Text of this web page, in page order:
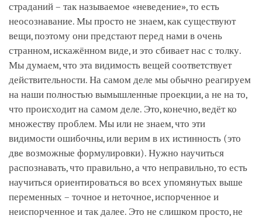
страданий – так называемое «неведение», то есть
неосознавание. Мы просто не знаем, как существуют
вещи, поэтому они предстают перед нами в очень
странном, искажённом виде, и это сбивает нас с толку.
Мы думаем, что эта видимость вещей соответствует
действительности. На самом деле мы обычно реагируем
на наши полностью вымышленные проекции, а не на то,
что происходит на самом деле. Это, конечно, ведёт ко
множеству проблем. Мы или не знаем, что эти
видимости ошибочны, или верим в их истинность (это
две возможные формулировки). Нужно научиться
распознавать, что правильно, а что неправильно, то есть
научиться ориентироваться во всех упомянутых выше
переменных – точное и неточное, испорченное и
неиспорченное и так далее. Это не слишком просто, не